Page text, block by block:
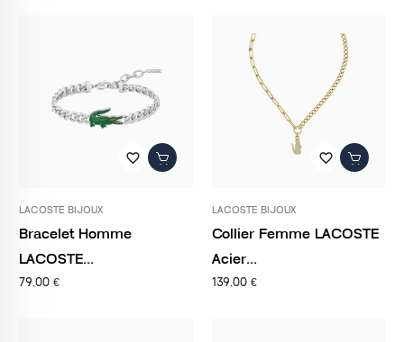
favorite_border
LACOSTE BIJOUX
Bracelet Homme
LACOSTE...
79,00 €
favorite_border
LACOSTE BIJOUX
Collier Femme LACOSTE
Acier...
139,00 €